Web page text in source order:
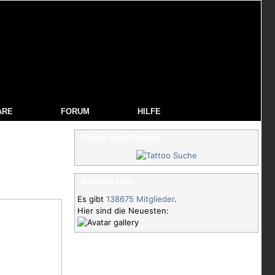
FORUM HILFE
Es gibt 138675 Mitglieder.
Hier sind die Neuesten: